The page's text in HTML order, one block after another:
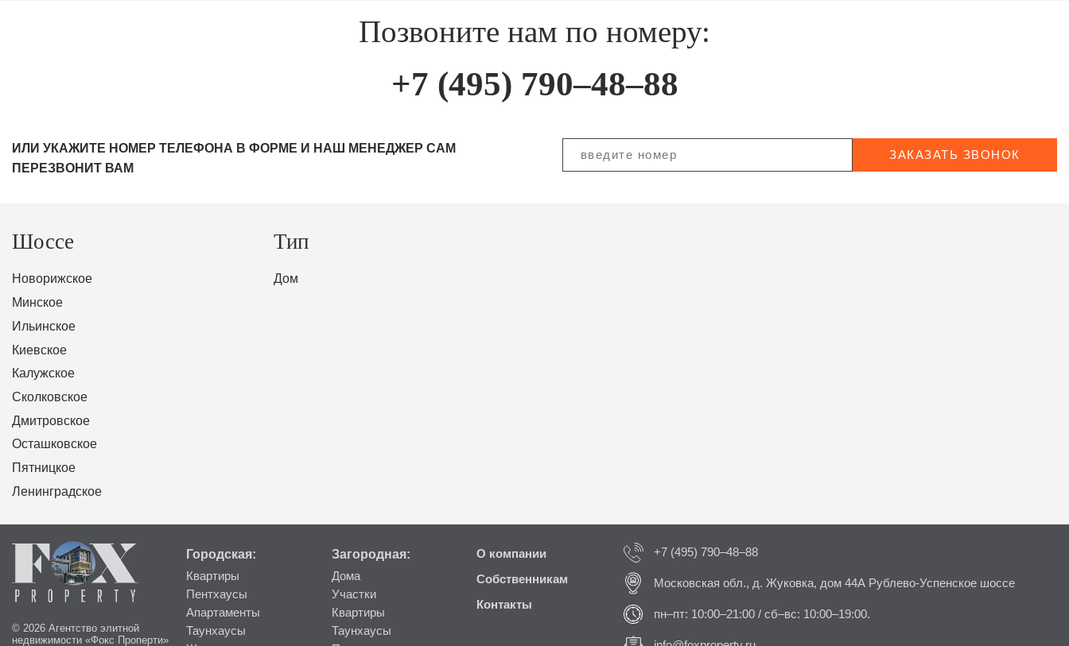
Позвоните нам по номеру:
+7 (495) 790–48–88
ИЛИ УКАЖИТЕ НОМЕР ТЕЛЕФОНА В ФОРМЕ И НАШ МЕНЕДЖЕР САМ
ПЕРЕЗВОНИТ ВАМ
ЗАКАЗАТЬ ЗВОНОК
Шоссе
Новорижское
Минское
Ильинское
Киевское
Калужское
Сколковское
Дмитровское
Осташковское
Пятницкое
Ленинградское
Тип
Дом
© 2026 Агентство элитной
недвижимости «Фокс Проперти»
Городская:
Квартиры
Пентхаусы
Апартаменты
Таунхаусы
Загородная:
Дома
Участки
Квартиры
Таунхаусы
О компании
Собственникам
Контакты
+7 (495) 790–48–88
Московская обл., д. Жуковка, дом 44А Рублево-Успенское шоссе
пн–пт: 10:00–21:00 / сб–вс: 10:00–19:00.